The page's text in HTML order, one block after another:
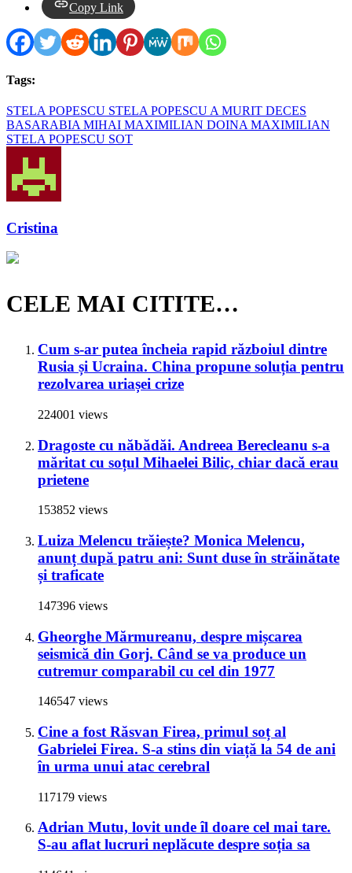
Copy Link
Tags:
STELA POPESCU STELA POPESCU A MURIT DECES
BASARABIA MIHAI MAXIMILIAN DOINA MAXIMILIAN
STELA POPESCU SOT
Cristina
CELE MAI CITITE…
Cum s-ar putea încheia rapid războiul dintre
Rusia și Ucraina. China propune soluția pentru
rezolvarea uriașei crize
224001 views
Dragoste cu năbădăi. Andreea Berecleanu s-a
măritat cu soțul Mihaelei Bilic, chiar dacă erau
prietene
153852 views
Luiza Melencu trăiește? Monica Melencu,
anunț după patru ani: Sunt duse în străinătate
și traficate
147396 views
Gheorghe Mărmureanu, despre mișcarea
seismică din Gorj. Când se va produce un
cutremur comparabil cu cel din 1977
146547 views
Cine a fost Răsvan Firea, primul soț al
Gabrielei Firea. S-a stins din viață la 54 de ani
în urma unui atac cerebral
117179 views
Adrian Mutu, lovit unde îl doare cel mai tare.
S-au aflat lucruri neplăcute despre soția sa